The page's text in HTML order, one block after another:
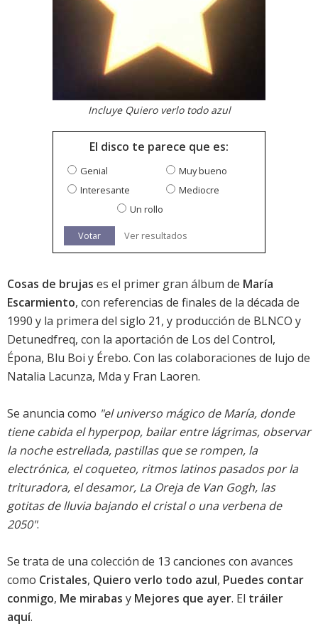
Incluye Quiero verlo todo azul
El disco te parece que es:
Genial
Muy bueno
Interesante
Mediocre
Un rollo
Votar Ver resultados
Cosas de brujas es el primer gran álbum de María
Escarmiento, con referencias de finales de la década de
1990 y la primera del siglo 21, y producción de BLNCO y
Detunedfreq, con la aportación de Los del Control,
Épona, Blu Boi y Érebo. Con las colaboraciones de lujo de
Natalia Lacunza, Mda y Fran Laoren.
Se anuncia como "el universo mágico de María, donde
tiene cabida el hyperpop, bailar entre lágrimas, observar
la noche estrellada, pastillas que se rompen, la
electrónica, el coqueteo, ritmos latinos pasados por la
trituradora, el desamor, La Oreja de Van Gogh, las
gotitas de lluvia bajando el cristal o una verbena de
2050".
Se trata de una colección de 13 canciones con avances
como Cristales, Quiero verlo todo azul, Puedes contar
conmigo, Me mirabas y Mejores que ayer. El tráiler
aquí.